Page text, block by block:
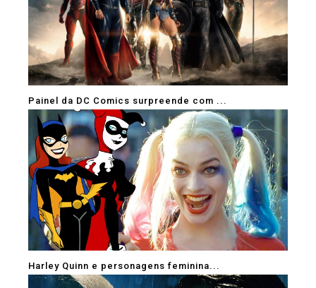
Painel da DC Comics surpreende com ...
Harley Quinn e personagens feminina...